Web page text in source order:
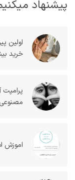
پیشنهاد
اولین
خرید
پرامپت
مصنوعی
اموزش